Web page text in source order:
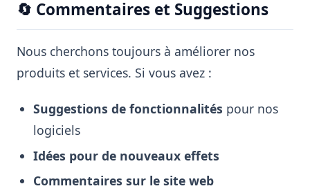
🔄 Commentaires et Suggestions
Nous cherchons toujours à améliorer nos
produits et services. Si vous avez :
Suggestions de fonctionnalités pour nos
logiciels
Idées pour de nouveaux effets
Commentaires sur le site web